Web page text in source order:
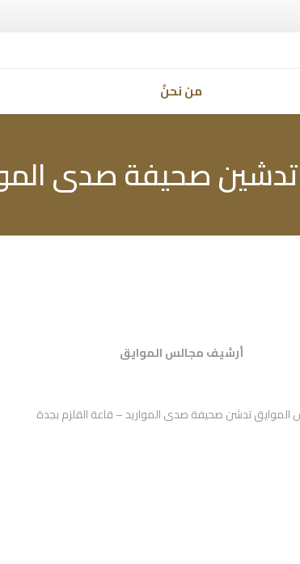
من نحنُ
صحيفة صدى
أرشيف مجالس الموايق
الموايق تدشن صحيفة صدى المواريد – قاعة القلزم بجدة